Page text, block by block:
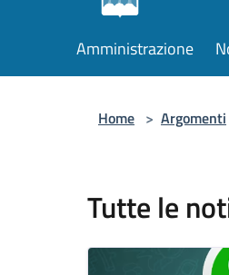
Amministrazione
Home > Argomenti
Tutte le